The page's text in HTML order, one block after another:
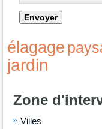
élagage
jardin
Zone
Villes